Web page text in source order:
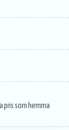
pris som hemma